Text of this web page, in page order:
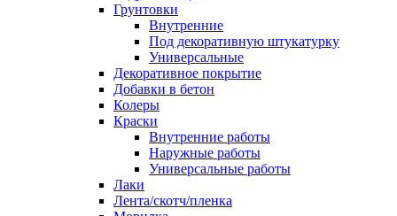
Грунтовки
Внутренние
Под декоративную штукатурку
Универсальные
Декоративное покрытие
Добавки в бетон
Колеры
Краски
Внутренние работы
Наружные работы
Универсальные работы
Лаки
Лента/скотч/пленка